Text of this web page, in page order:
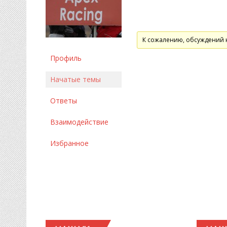
Профиль
Начатые темы
Ответы
Взаимодействие
Избранное
К сожалению, обсуждений